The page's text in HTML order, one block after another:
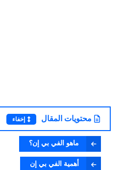
محتويات المقال إخفاء
ماهو الفي بي إن؟
أهمية الفي بي إن